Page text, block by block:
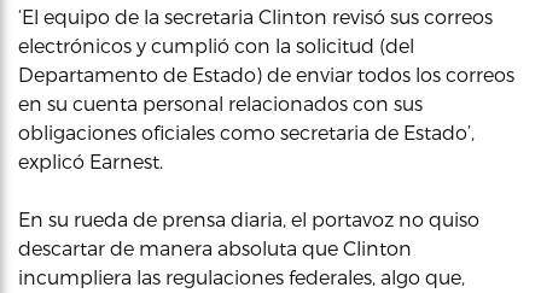
‘El equipo de la secretaria Clinton revisó sus correos
electrónicos y cumplió con la solicitud (del
Departamento de Estado) de enviar todos los correos
en su cuenta personal relacionados con sus
obligaciones oficiales como secretaria de Estado’,
explicó Earnest.
En su rueda de prensa diaria, el portavoz no quiso
descartar de manera absoluta que Clinton
incumpliera las regulaciones federales, algo que,